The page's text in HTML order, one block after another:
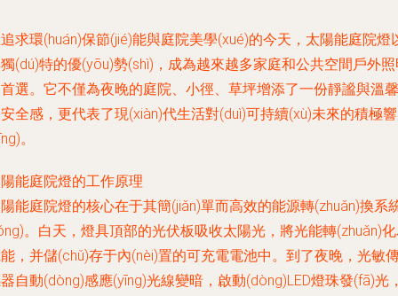
求環(huán)保節(jié)能與庭院美學(xué)的今天，太陽能庭院燈
(dú)特的優(yōu)勢(shì)，成為越來越多家庭和公共空間戶外
選。它不僅為夜晚的庭院、小徑、草坪增添了一份靜謐與溫馨
全感，更代表了現(xiàn)代生活對(duì)可持續(xù)未來的積極
。
能庭院燈的工作原理
能庭院燈的核心在于其簡(jiǎn)單而高效的能源轉(zhuǎn)換系
。白天，燈具頂部的光伏板吸收太陽光，將光能轉(zhuǎn)
，并儲(chǔ)存于內(nèi)置的可充電電池中。到了夜晚，光敏
自動(dòng)感應(yīng)光線變暗，啟動(dòng)LED燈珠發(fā)光